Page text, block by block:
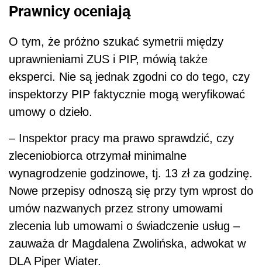
Prawnicy oceniają
O tym, że próżno szukać symetrii między
uprawnieniami ZUS i PIP, mówią także
eksperci. Nie są jednak zgodni co do tego, czy
inspektorzy PIP faktycznie mogą weryfikować
umowy o dzieło.
– Inspektor pracy ma prawo sprawdzić, czy
zleceniobiorca otrzymał minimalne
wynagrodzenie godzinowe, tj. 13 zł za godzinę.
Nowe przepisy odnoszą się przy tym wprost do
umów nazwanych przez strony umowami
zlecenia lub umowami o świadczenie usług –
zauważa dr Magdalena Zwolińska, adwokat w
DLA Piper Wiater.